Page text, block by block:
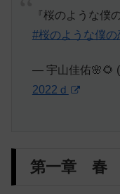
『桜のような僕
#桜のような僕の
— 宇山佳佑🌸🌻
2022ｄ
第一章 春